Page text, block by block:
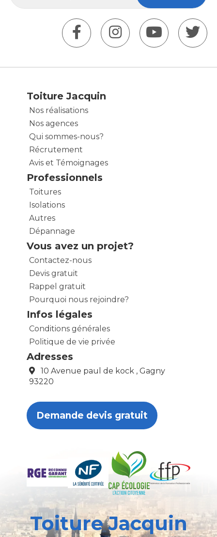
Toiture Jacquin
Nos réalisations
Nos agences
Qui sommes-nous?
Récrutement
Avis et Témoignages
Professionnels
Toitures
Isolations
Autres
Dépannage
Vous avez un projet?
Contactez-nous
Devis gratuit
Rappel gratuit
Pourquoi nous rejoindre?
Infos légales
Conditions générales
Politique de vie privée
Adresses
10 Avenue paul de kock , Gagny
93220
Demande devis gratuit
Toiture Jacquin